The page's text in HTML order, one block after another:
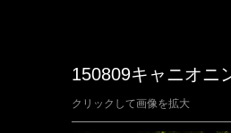
150809キャニオニ
クリックして画像を拡大